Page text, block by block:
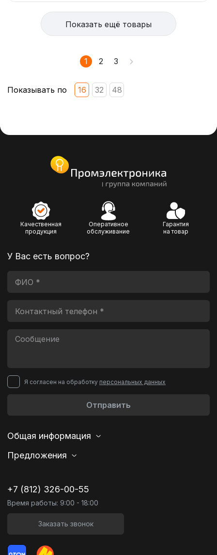
Показать ещё товары
1 2 3
Показывать по 16 32 48
Качественная
продукция
Оперативное
обслуживание
Гарантия
на товар
У Вас есть вопрос?
Я согласен на обработку персональных данных
Отправить
Общая информация
Предложения
+7 (812) 326-00-55
Время работы: 9:00 - 18:00
Заказать звонок